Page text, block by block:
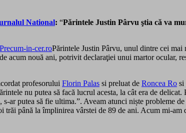
National: “Părintele Justin Pârvu ştia că va
Părintele Justin Pârvu, unul dintre cei
nouă ani, potrivit declaraţiei unui martor ocular,
profesorului Florin Palas si preluat de Roncea Ro si
nu putea să facă lucrul acesta, la cât era de
putea să fie ultima.”. Aveam atunci niște probleme
până la împlinirea vârstei de 89 de ani. Acum mi-am